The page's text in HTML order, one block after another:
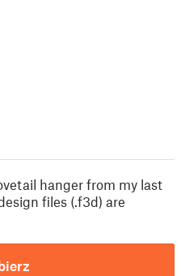
hanger from my last
files (.f3d) are